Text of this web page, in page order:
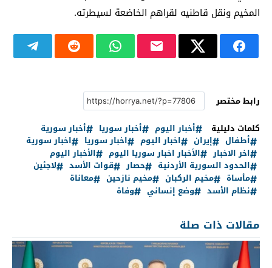
المخيم ونقل قاطنيه لقراهم الخاضعة لسيطرته.
رابط مختصر
كلمات دليلية
أخبار اليوم أخبار سوريا
أخبار سورية
أطفال
إيران اخبار اليوم اخبار سوريا
اخبار سورية
اخر الاخبار
الأخبار اخبار سوريا اليوم
الأخبار اليوم
الحدود السورية الأردنية
حصار قوات الأسد
لاجئين
مأساة
مخيم الركبان مخيم نازحين
معاناة
نظام الأسد
وضع إنساني وفاة
مقالات ذات صلة